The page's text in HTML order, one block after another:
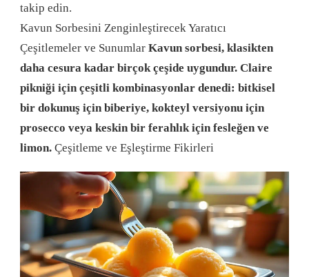
takip edin.
Kavun Sorbesini Zenginleştirecek Yaratıcı
Çeşitlemeler ve Sunumlar Kavun sorbesi, klasikten
daha cesura kadar birçok çeşide uygundur. Claire
pikniği için çeşitli kombinasyonlar denedi: bitkisel
bir dokunuş için biberiye, kokteyl versiyonu için
prosecco veya keskin bir ferahlık için fesleğen ve
limon. Çeşitleme ve Eşleştirme Fikirleri